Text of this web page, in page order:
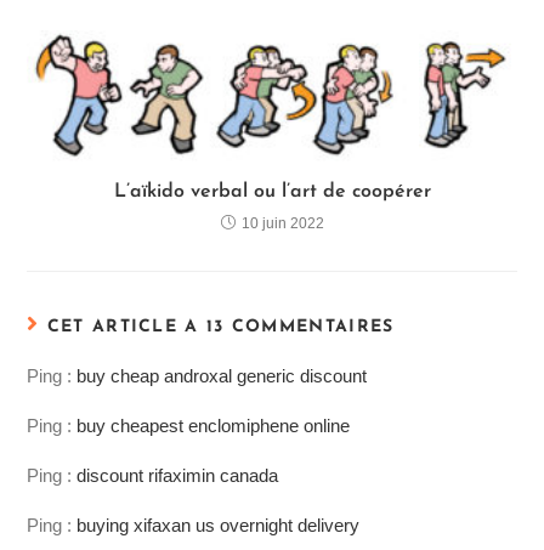
L’aïkido verbal ou l’art de coopérer
10 juin 2022
CET ARTICLE A 13 COMMENTAIRES
Ping : buy cheap androxal generic discount
Ping : buy cheapest enclomiphene online
Ping :discount rifaximin canada
Ping : buying xifaxan us overnight delivery